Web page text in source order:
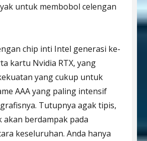
untuk membobol celengan
chip inti Intel generasi ke-
kartu Nvidia RTX, yang
yang cukup untuk
AAA yang paling intensif
Tutupnya agak tipis,
berdampak pada
keseluruhan. Anda hanya